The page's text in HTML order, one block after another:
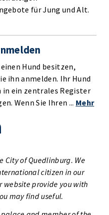
für Jung und Alt.
einen Hund besitzen,
ihn anmelden. Ihr Hund
in ein zentrales Register
Wenn Sie Ihren ... Mehr
City of Quedlinburg. We
citizen in our
website provide you with
may find useful.